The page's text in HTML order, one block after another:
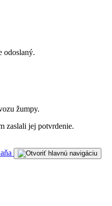
odoslaný.
žumpy.
zaslali jej potvrdenie.